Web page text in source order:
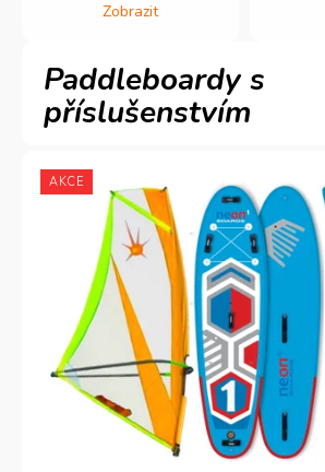
Zobrazit
Paddleboardy s
příslušenstvím
AKCE